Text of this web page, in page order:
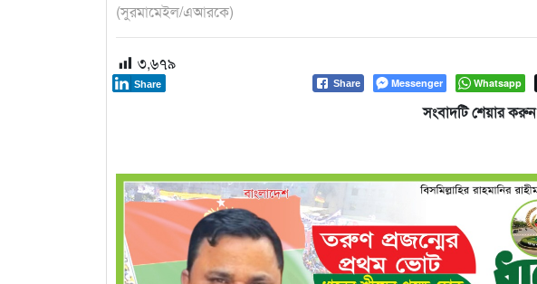
(সুরমামেইল/এআরকে)
৩,৬৭৯
Share Messenger Whatsapp
Share
সংবাদটি শেয়ার করুন